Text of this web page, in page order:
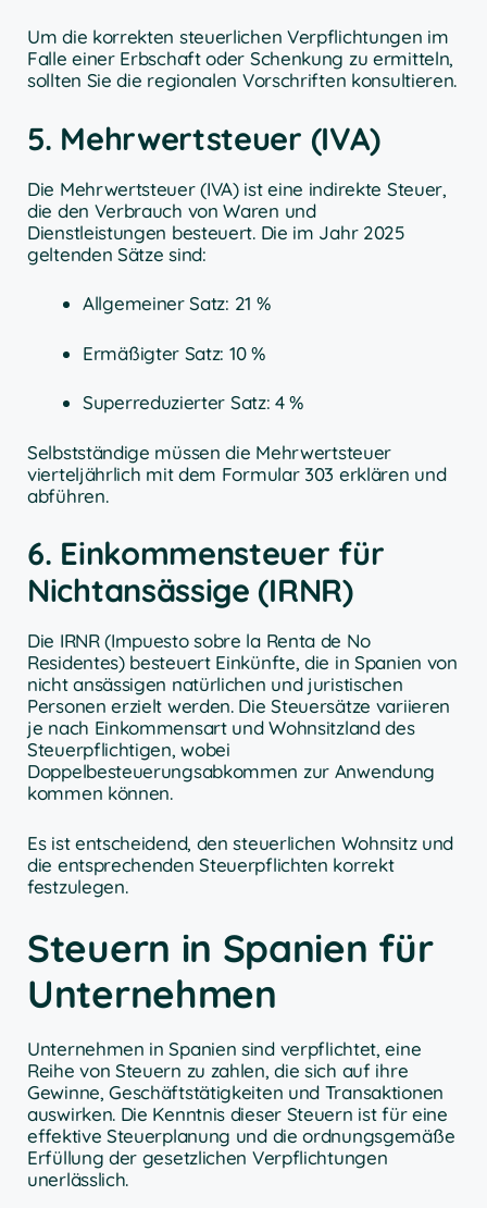
Um die korrekten steuerlichen Verpflichtungen im
Falle einer Erbschaft oder Schenkung zu ermitteln,
sollten Sie die regionalen Vorschriften konsultieren.
5. Mehrwertsteuer (IVA)
Die Mehrwertsteuer (IVA) ist eine indirekte Steuer,
die den Verbrauch von Waren und
Dienstleistungen besteuert. Die im Jahr 2025
geltenden Sätze sind:
Allgemeiner Satz: 21 %
Ermäßigter Satz: 10 %
Superreduzierter Satz: 4 %
Selbstständige müssen die Mehrwertsteuer
vierteljährlich mit dem Formular 303 erklären und
abführen.
6. Einkommensteuer für
Nichtansässige (IRNR)
Die IRNR (Impuesto sobre la Renta de No
Residentes) besteuert Einkünfte, die in Spanien von
nicht ansässigen natürlichen und juristischen
Personen erzielt werden. Die Steuersätze variieren
je nach Einkommensart und Wohnsitzland des
Steuerpflichtigen, wobei
Doppelbesteuerungsabkommen zur Anwendung
kommen können.
Es ist entscheidend, den steuerlichen Wohnsitz und
die entsprechenden Steuerpflichten korrekt
festzulegen.
Steuern in Spanien für
Unternehmen
Unternehmen in Spanien sind verpflichtet, eine
Reihe von Steuern zu zahlen, die sich auf ihre
Gewinne, Geschäftstätigkeiten und Transaktionen
auswirken. Die Kenntnis dieser Steuern ist für eine
effektive Steuerplanung und die ordnungsgemäße
Erfüllung der gesetzlichen Verpflichtungen
unerlässlich.